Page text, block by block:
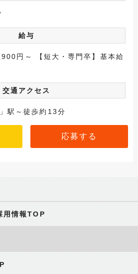
給与
円～ 【短大・専門卒】基本給
交通アクセス
駅～徒歩約13分
応募する
用情報TOP